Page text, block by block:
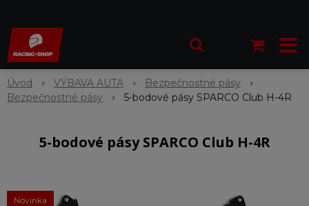
Úvod VÝBAVA AUTA
Bezpečnostné pásy
Bezpečnostné pásy
5-bodové pásy SPARCO Club H-4R
5-bodové pásy SPARCO Club H-4R
Novinka